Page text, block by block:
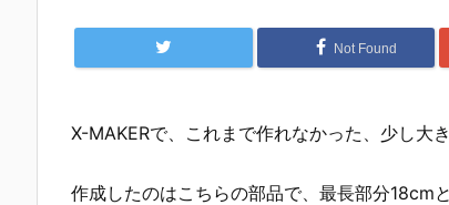
Not Found
X-MAKERで、これまで作れなかった、少し大
作成したのはこちらの部品で、最長部分18cmと